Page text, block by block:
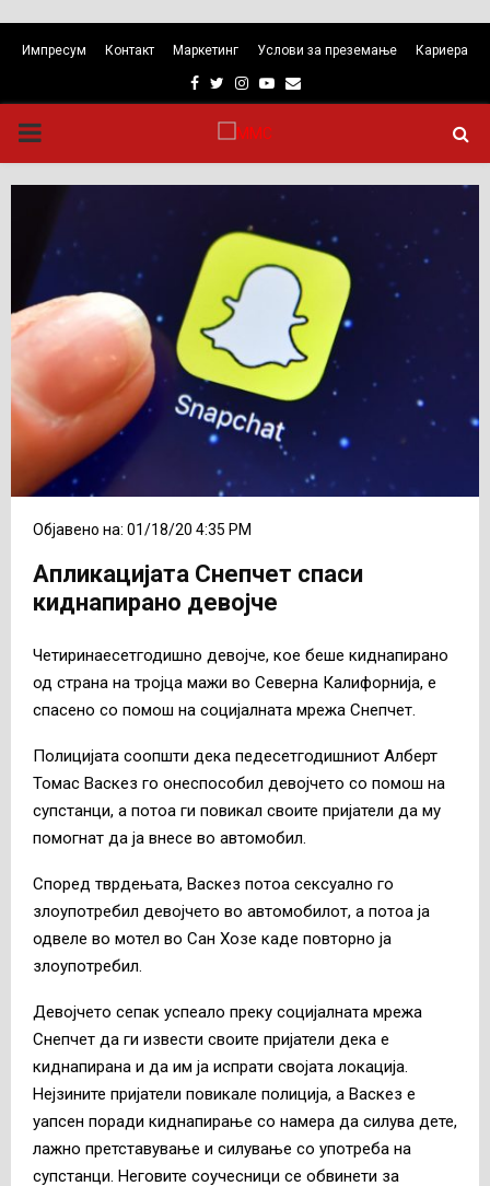
Импресум Контакт Маркетинг Услови за преземање Кариера
Facebook
TwitterInstagram
Youtube
Email
PRIMARY
MENU
Објавено на: 01/18/20 4:35 PM
Апликацијата Снепчет спаси
киднапирано девојче
Четиринаесетгодишно девојче, кое беше киднапирано
од страна на тројца мажи во Северна Калифорнија, е
спасено со помош на социјалната мрежа Снепчет.
Полицијата соопшти дека педесетгодишниот Алберт
Томас Васкез го онеспособил девојчето со помош на
супстанци, а потоа ги повикал своите пријатели да му
помогнат да ја внесе во автомобил.
Според тврдењата, Васкез потоа сексуално го
злоупотребил девојчето во автомобилот, а потоа ја
одвеле во мотел во Сан Хозе каде повторно ја
злоупотребил.
Девојчето сепак успеало преку социјалната мрежа
Снепчет да ги извести своите пријатели дека е
киднапирана и да им ја испрати својата локација.
Нејзините пријатели повикале полиција, а Васкез е
уапсен поради киднапирање со намера да силува дете,
лажно претставување и силување со употреба на
супстанци. Неговите соучесници се обвинети за